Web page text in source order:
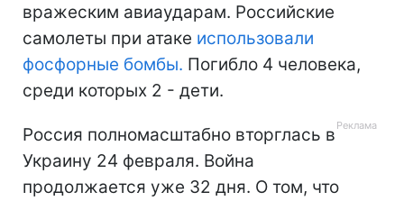
вражеским авиаударам. Российские
самолеты при атаке использовали
фосфорные бомбы. Погибло 4 человека,
среди которых 2 - дети.
Россия полномасштабно вторглась в
Украину 24 февраля. Война
продолжается уже 32 дня. О том, что